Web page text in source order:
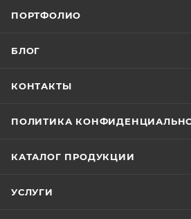
ПОРТФОЛИО
БЛОГ
КОНТАКТЫ
ПОЛИТИКА
КАТАЛОГ ПРОДУКЦИИ
УСЛУГИ